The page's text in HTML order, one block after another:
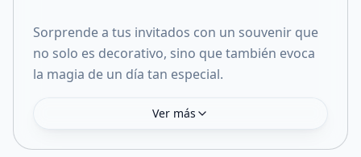
Sorprende a tus invitados con un souvenir que
no solo es decorativo, sino que también evoca
la magia de un día tan especial.
Ver más